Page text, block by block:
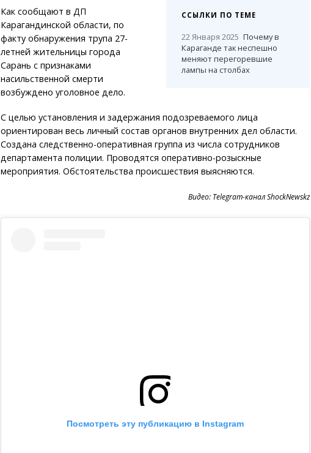
ССЫЛКИ ПО ТЕМЕ
22 Января 2025 Почему в
Караганде так неспешно
меняют перегоревшие
лампы на столбах
Как сообщают в ДП
Карагандинской области, по
факту обнаружения трупа 27-
летней жительницы города
Сарань с признаками
насильственной смерти
возбуждено уголовное дело.
С целью установления и задержания подозреваемого лица
ориентирован весь личный состав органов внутренних дел области.
Создана следственно-оперативная группа из числа сотрудников
департамента полиции. Проводятся оперативно-розыскные
мероприятия. Обстоятельства происшествия выясняются.
Видео: Telegram-канал ShockNewskz
Посмотреть эту публикацию в Instagram